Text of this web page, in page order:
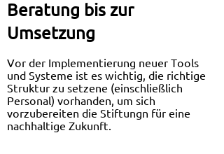
Beratung bis zur
Umsetzung
Vor der Implementierung neuer Tools
und Systeme ist es wichtig, die richtige
Struktur zu setzene (einschließlich
Personal) vorhanden, um sich
vorzubereiten die Stiftungn für eine
nachhaltige Zukunft.